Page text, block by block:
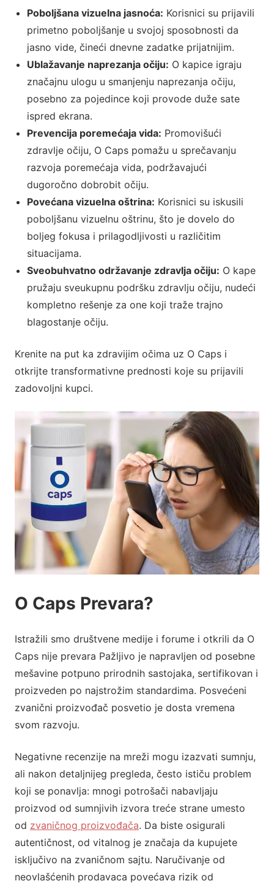
Poboljšana vizuelna jasnoća: Korisnici su prijavili
primetno poboljšanje u svojoj sposobnosti da
jasno vide, čineći dnevne zadatke prijatnijim.
Ublažavanje naprezanja očiju: O kapice igraju
značajnu ulogu u smanjenju naprezanja očiju,
posebno za pojedince koji provode duže sate
ispred ekrana.
Prevencija poremećaja vida: Promovišući
zdravlje očiju, O Caps pomažu u sprečavanju
razvoja poremećaja vida, podržavajući
dugoročno dobrobit očiju.
Povećana vizuelna oštrina: Korisnici su iskusili
poboljšanu vizuelnu oštrinu, što je dovelo do
boljeg fokusa i prilagodljivosti u različitim
situacijama.
Sveobuhvatno održavanje zdravlja očiju: O kape
pružaju sveukupnu podršku zdravlju očiju, nudeći
kompletno rešenje za one koji traže trajno
blagostanje očiju.
Krenite na put ka zdravijim očima uz O Caps i
otkrijte transformativne prednosti koje su prijavili
zadovoljni kupci.
O Caps Prevara?
Istražili smo društvene medije i forume i otkrili da O
Caps nije prevara Pažljivo je napravljen od posebne
mešavine potpuno prirodnih sastojaka, sertifikovan i
proizveden po najstrožim standardima. Posvećeni
zvanični proizvođač posvetio je dosta vremena
svom razvoju.
Negativne recenzije na mreži mogu izazvati sumnju,
ali nakon detaljnijeg pregleda, često ističu problem
koji se ponavlja: ​​mnogi potrošači nabavljaju
proizvod od sumnjivih izvora treće strane umesto
od zvaničnog proizvođača. Da biste osigurali
autentičnost, od vitalnog je značaja da kupujete
isključivo na zvaničnom sajtu. Naručivanje od
neovlašćenih prodavaca povećava rizik od